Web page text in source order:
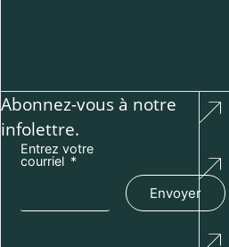
Abonnez-vous à notre
infolettre.
Entrez votre
courriel
Envoyer